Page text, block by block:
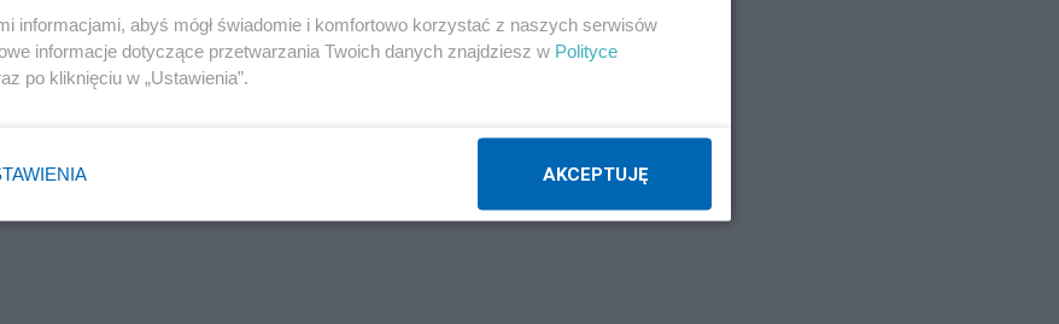
informacjami, abyś mógł świadomie i komfortowo korzystać z naszych serwisów
informacje dotyczące przetwarzania Twoich danych znajdziesz w Polityce
po kliknięciu w „Ustawienia”.
AKCEPTUJĘ